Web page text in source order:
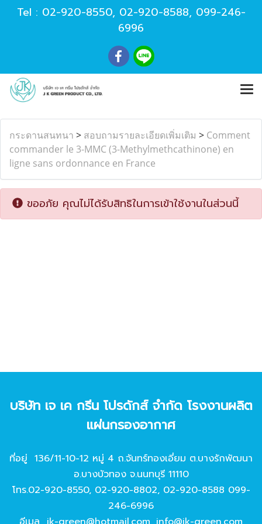
Tel : 02-920-8550, 02-920-8588, 099-246-
6996
กระดานสนทนา > สอบถามรายละเอียดเพิ่มเติม > Comment
commander le 3-MMC (3-Methylmethcathinone) en
ligne sans ordonnance en France
ขออภัย คุณไม่ได้รับสิทธิในการเข้าใช้งานในส่วนนี้
บริษัท เจ เค กรีน โปรดักส์ จํากัด โรงงานผลิต
แผ่นกรองอากาศ
ที่อยู่ 136/11-10-12 หมู่ 4 ถ.จันทร์ทองเอี่ยม ต.บางรักพัฒนา
อ.บางบัวทอง จ.นนทบุรี 11110
โทร.02-920-8550, 02-920-8802, 02-920-8588 099-
246-6996